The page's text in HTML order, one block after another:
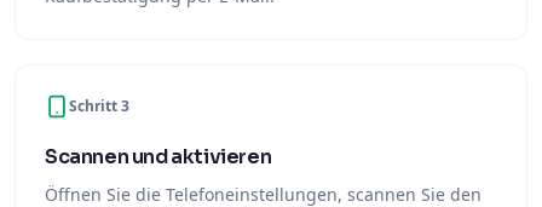
Schritt 3
Scannen und aktivieren
Öffnen Sie die Telefoneinstellungen, scannen Sie den